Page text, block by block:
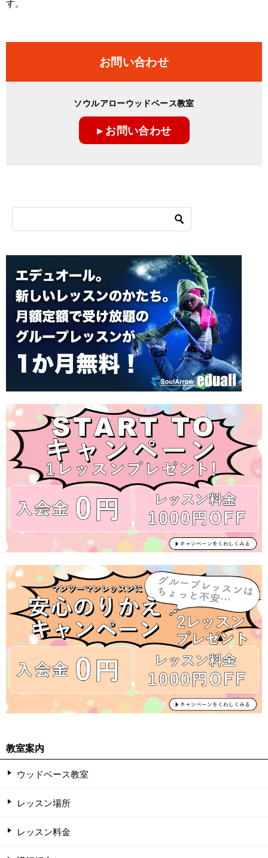
す。
お問い合わせ
ソウルアローウッドベース教室
▸ お問い合わせ
教室案内
ウッドベース教室
レッスン場所
レッスン料金